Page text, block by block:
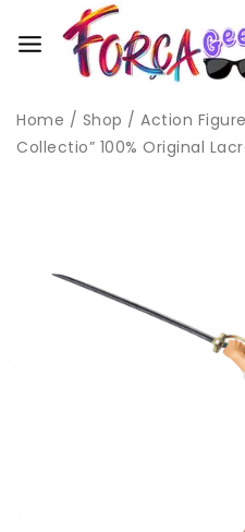
Home / Shop / Action
Collectio” 100% Original